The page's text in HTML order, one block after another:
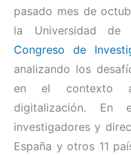
pasado mes de
la Universidad de
Congreso de
analizando los
en el contexto
digitalización. En
investigadores y
España y otros 11